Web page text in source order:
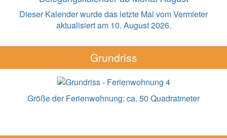
Dieser Kalender wurde das letzte Mal vom Vermieter
aktualisiert am 10. August 2026.
Grundriss
Größe der Ferienwohnung: ca. 50 Quadratmeter